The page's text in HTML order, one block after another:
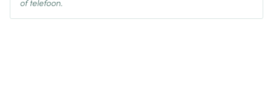
of telefoon.